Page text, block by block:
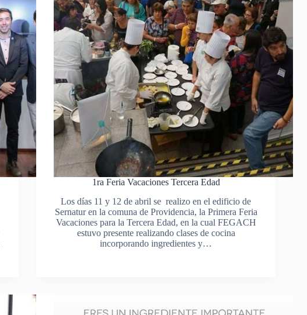
1ra Feria Vacaciones Tercera Edad
Los días 11 y 12 de abril se realizo en el edificio de
Sernatur en la comuna de Providencia, la Primera Feria
Vacaciones para la Tercera Edad, en la cual FEGACH
estuvo presente realizando clases de cocina
incorporando ingredientes y…